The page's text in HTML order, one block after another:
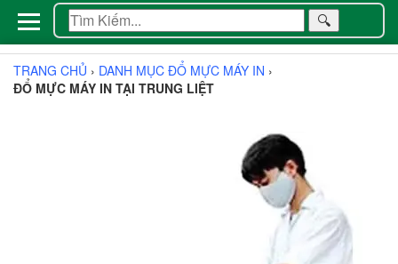
🔍
TRANG CHỦ › DANH MỤC ĐỔ MỰC MÁY IN ›
ĐỔ MỰC MÁY IN TẠI TRUNG LIỆT